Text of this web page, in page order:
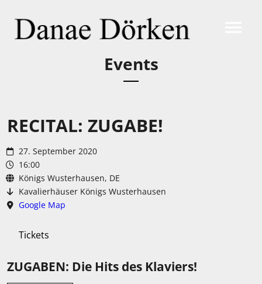
Events
RECITAL: ZUGABE!
27. September 2020
16:00
Königs Wusterhausen, DE
Kavalierhäuser Königs Wusterhausen
Google Map
Tickets
ZUGABEN: Die Hits des Klaviers!